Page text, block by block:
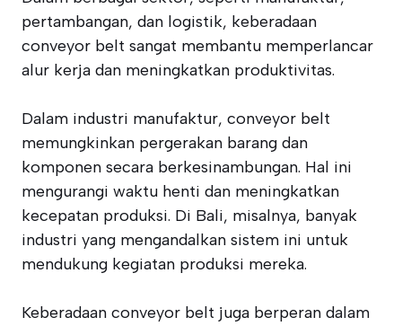
pertambangan, dan logistik, keberadaan
conveyor belt sangat membantu memperlancar
alur kerja dan meningkatkan produktivitas.
Dalam industri manufaktur, conveyor belt
memungkinkan pergerakan barang dan
komponen secara berkesinambungan. Hal ini
mengurangi waktu henti dan meningkatkan
kecepatan produksi. Di Bali, misalnya, banyak
industri yang mengandalkan sistem ini untuk
mendukung kegiatan produksi mereka.
Keberadaan conveyor belt juga berperan dalam